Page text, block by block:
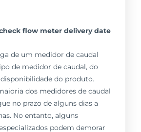
flow meter delivery date
de um medidor de caudal
de medidor de caudal, do
do produto.
dos medidores de caudal
no prazo de alguns dias a
No entanto, alguns
podem demorar